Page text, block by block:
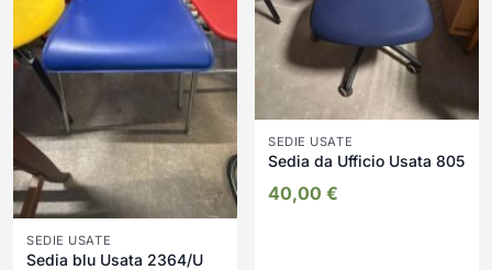
SEDIE USATE
Sedia blu Usata 2364/U
SEDIE USATE
Sedia da Ufficio Usata 805
40,00 €